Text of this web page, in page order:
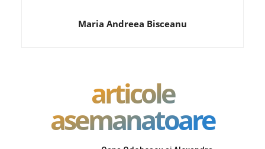
Maria Andreea Bisceanu
articole
asemanatoare